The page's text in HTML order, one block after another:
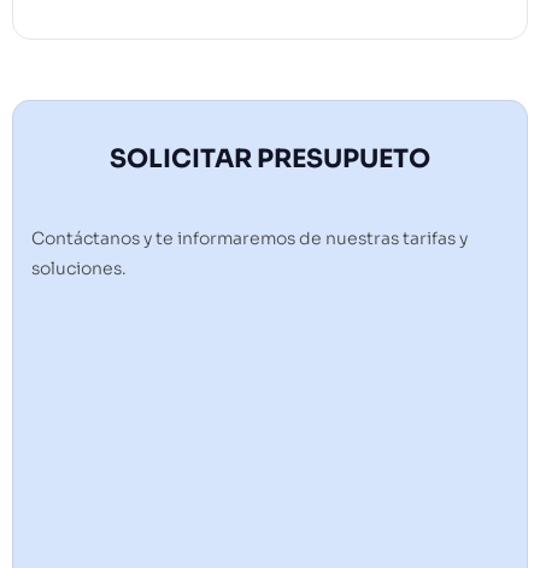
SOLICITAR PRESUPUETO
Contáctanos y te informaremos de nuestras tarifas y
soluciones.